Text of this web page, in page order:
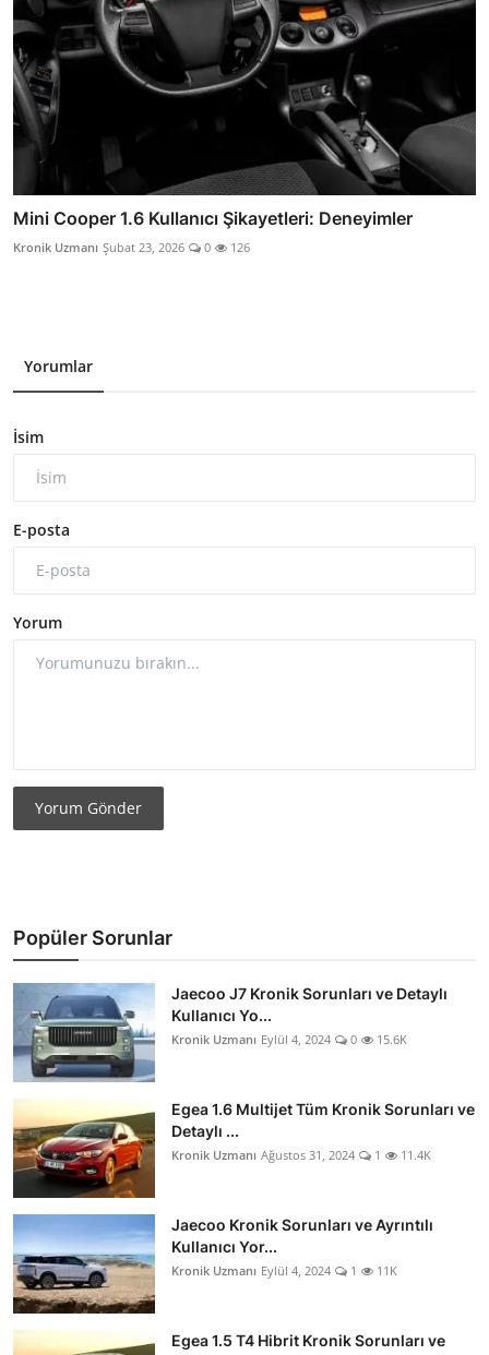
Mini Cooper 1.6 Kullanıcı Şikayetleri: Deneyimler
Kronik Uzmanı Şubat 23, 2026 0 126
Yorumlar
İsim
E-posta
Yorum
Yorum Gönder
Popüler Sorunlar
Jaecoo J7 Kronik Sorunları ve Detaylı
Kullanıcı Yo...
Kronik Uzmanı Eylül 4, 2024 0 15.6K
Egea 1.6 Multijet Tüm Kronik Sorunları ve
Detaylı ...
Kronik Uzmanı Ağustos 31, 2024 1 11.4K
Jaecoo Kronik Sorunları ve Ayrıntılı
Kullanıcı Yor...
Kronik Uzmanı Eylül 4, 2024 1 11K
Egea 1.5 T4 Hibrit Kronik Sorunları ve